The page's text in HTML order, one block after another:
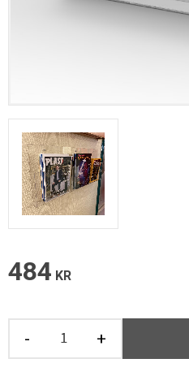
484 KR
+
-